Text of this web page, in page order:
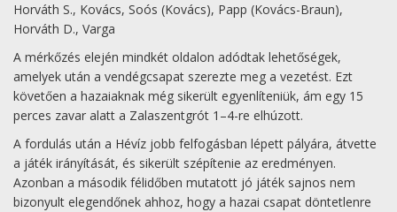
Horváth S., Kovács, Soós (Kovács), Papp (Kovács-Braun),
Horváth D., Varga
A mérkőzés elején mindkét oldalon adódtak lehetőségek,
amelyek után a vendégcsapat szerezte meg a vezetést. Ezt
követően a hazaiaknak még sikerült egyenlíteniük, ám egy 15
perces zavar alatt a Zalaszentgrót 1–4-re elhúzott.
A fordulás után a Hévíz jobb felfogásban lépett pályára, átvette
a játék irányítását, és sikerült szépítenie az eredményen.
Azonban a második félidőben mutatott jó játék sajnos nem
bizonyult elegendőnek ahhoz, hogy a hazai csapat döntetlenre